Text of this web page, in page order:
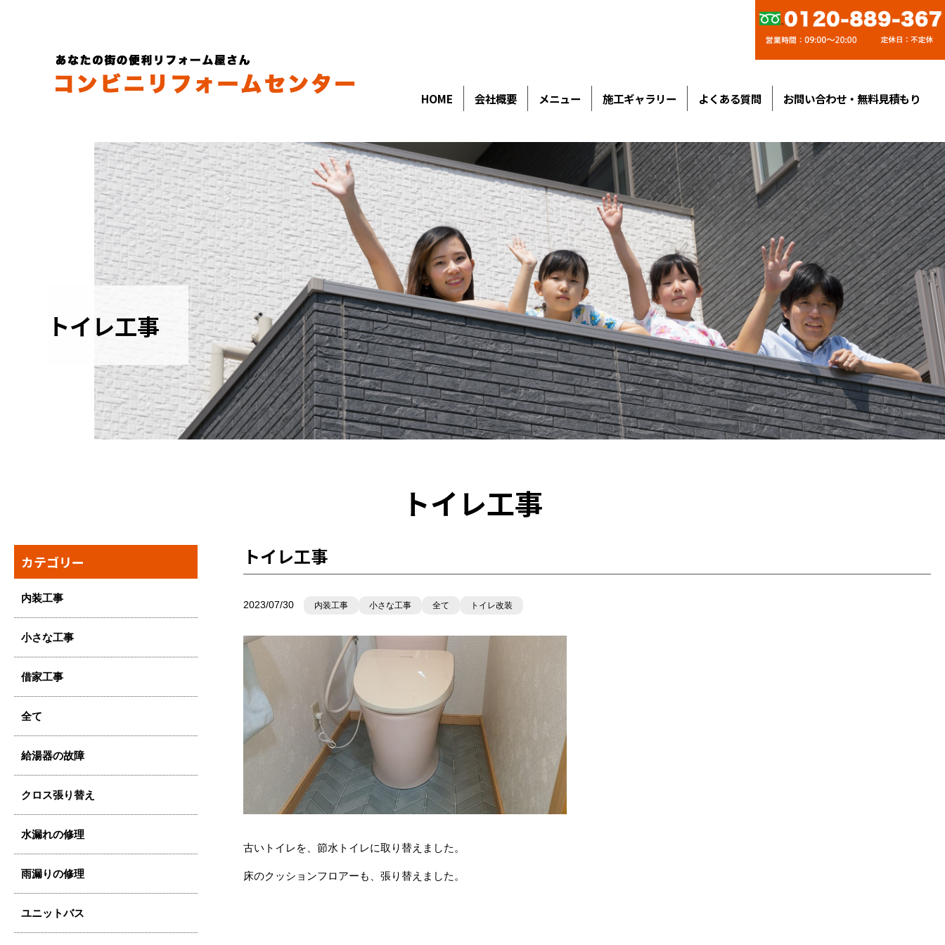
HOME 会社概要 メニュー 施工ギャラリー よくある質問 お問い合わせ・無料見積もり
トイレ工事
トイレ工事
トイレ工事
2023/07/30 内装工事 小さな工事 全て トイレ改装
古いトイレを、節水トイレに取り替えました。
床のクッションフロアーも、張り替えました。
カテゴリー
内装工事
小さな工事
借家工事
全て
給湯器の故障
クロス張り替え
水漏れの修理
雨漏りの修理
ユニットバス